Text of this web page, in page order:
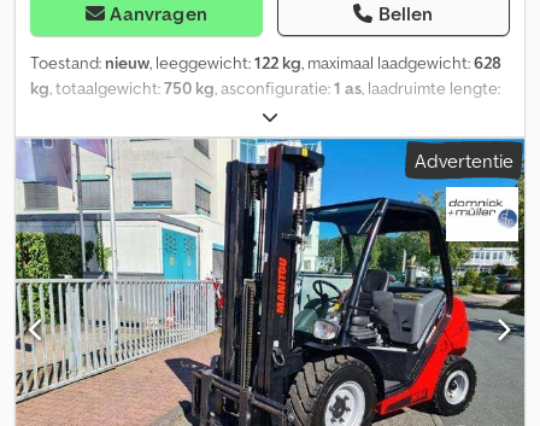
Aanvragen Bellen
Toestand: nieuw, leeggewicht:122 kg, maximaal laadgewicht:628
kg, totaalgewicht:750 kg, asconfiguratie:1 as, laadruimte lengte:
1.256 mm
mm, bandenmaten:155/70 R13, Bouwjaar:2024, bedrijfsklaar
gewicht: 750 kg , De Garden Trailer 201 KIPP van UNITRAILER is
een aanhangwagen voor personenwagens met een toegestaan
totaalgewicht tot 750 kg en beschikt over een neerklapbare
achterwand, waardoor laden en lossen binnen enkele minuten
mogelijk is! Dankzij de kantelbare dissel kan de aanhanger
verticaal op zijn achterwand worden geplaatst, op elke gewenste
locatie. Alle formaliteiten met betrekking tot de aankoop worden
voor u afgehandeld. De bestelde goederen, inclusief alle
documentatie, worden binnen 3 tot 7 werkdagen geleverd op het
door u opgegeven adres in Duitsland of Oostenrijk. Na ontvangst
hoeft u de aanhanger alleen nog te registreren. Bij aanschaf van
Advertentie